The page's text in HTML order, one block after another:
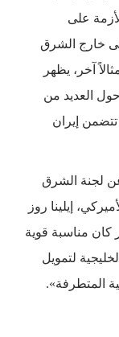
على
خارج الشرق
آخر، يظهر
العديد من
تتضمن إيران
لجنة الشرق
إيلينا روز
كان مناسبة قوية
لتمويل
المتطرفة».